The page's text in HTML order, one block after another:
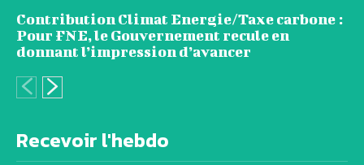
Contribution Climat Energie/Taxe carbone :
Pour FNE, le Gouvernement recule en
donnant l’impression d’avancer
Recevoir l'hebdo